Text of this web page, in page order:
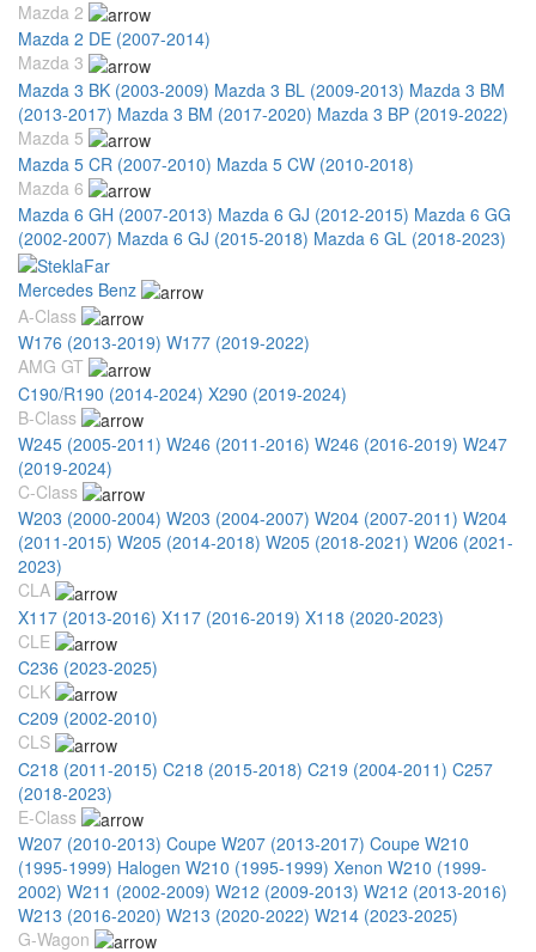
Mazda 2
Mazda 2 DE (2007-2014)
Mazda 3
Mazda 3 BK (2003-2009) Mazda 3 BL (2009-2013) Mazda 3 BM
(2013-2017) Mazda 3 BM (2017-2020) Mazda 3 BP (2019-2022)
Mazda 5
Mazda 5 CR (2007-2010) Mazda 5 CW (2010-2018)
Mazda 6
Mazda 6 GH (2007-2013) Mazda 6 GJ (2012-2015) Mazda 6 GG
(2002-2007) Mazda 6 GJ (2015-2018) Mazda 6 GL (2018-2023)
Mercedes Benz
A-Class
W176 (2013-2019) W177 (2019-2022)
AMG GT
C190/R190 (2014-2024) X290 (2019-2024)
B-Class
W245 (2005-2011) W246 (2011-2016) W246 (2016-2019) W247
(2019-2024)
C-Class
W203 (2000-2004) W203 (2004-2007) W204 (2007-2011) W204
(2011-2015) W205 (2014-2018) W205 (2018-2021) W206 (2021-
2023)
CLA
X117 (2013-2016) X117 (2016-2019) X118 (2020-2023)
CLE
C236 (2023-2025)
CLK
С209 (2002-2010)
CLS
C218 (2011-2015) C218 (2015-2018) C219 (2004-2011) C257
(2018-2023)
E-Class
W207 (2010-2013) Coupe W207 (2013-2017) Coupe W210
(1995-1999) Halogen W210 (1995-1999) Xenon W210 (1999-
2002) W211 (2002-2009) W212 (2009-2013) W212 (2013-2016)
W213 (2016-2020) W213 (2020-2022) W214 (2023-2025)
G-Wagon